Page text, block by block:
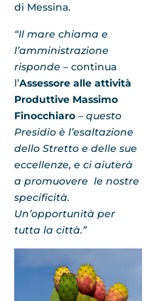
di Messina.
“Il mare chiama e
l’amministrazione
risponde – continua
l’Assessore alle attività
Produttive Massimo
Finocchiaro – questo
Presidio è l’esaltazione
dello Stretto e delle sue
eccellenze, e ci aiuterà
a promuovere le nostre
specificità.
Un’opportunità per
tutta la città.”